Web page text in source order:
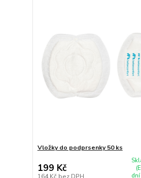
Vložky do podprsenky 50 ks
199 Kč
dní